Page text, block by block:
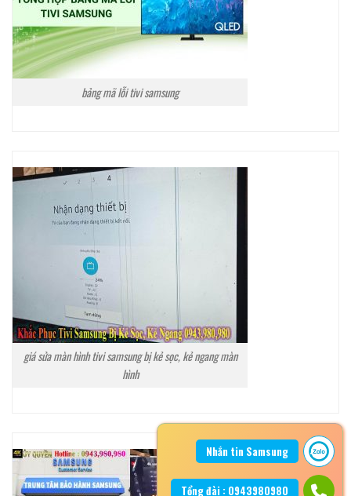
bảng mã lỗi tivi samsung
giá sửa màn hình tivi samsung bị kẻ sọc, kẻ ngang màn
hình
Nhắn tin Samsung
Tổng đài : 0943980980